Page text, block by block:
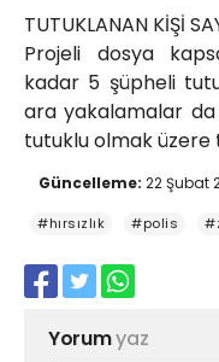
TUTUKLANAN KİŞİ
Projeli dosya
kadar 5 şüpheli
ara yakalamalar da
tutuklu olmak üzere
Güncelleme: 22 Şubat
#hırsızlık #polis
Yorumyaz